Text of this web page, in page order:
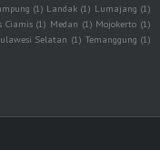
(1) Landak (1) Lumajang (1)
Ciamis (1) Medan (1) Mojokerto (1)
Selatan (1) Temanggung (1)